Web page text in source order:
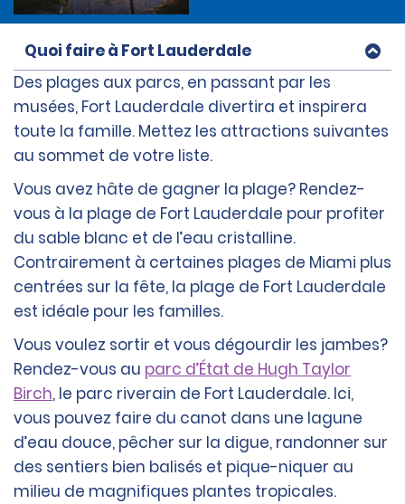
Quoi faire à Fort Lauderdale
Des plages aux parcs, en passant par les
musées, Fort Lauderdale divertira et inspirera
toute la famille. Mettez les attractions suivantes
au sommet de votre liste.
Vous avez hâte de gagner la plage? Rendez-
vous à la plage de Fort Lauderdale pour profiter
du sable blanc et de l’eau cristalline.
Contrairement à certaines plages de Miami plus
centrées sur la fête, la plage de Fort Lauderdale
est idéale pour les familles.
Vous voulez sortir et vous dégourdir les jambes?
Rendez-vous au parc d’État de Hugh Taylor
Birch, le parc riverain de Fort Lauderdale. Ici,
vous pouvez faire du canot dans une lagune
d’eau douce, pêcher sur la digue, randonner sur
des sentiers bien balisés et pique-niquer au
milieu de magnifiques plantes tropicales.